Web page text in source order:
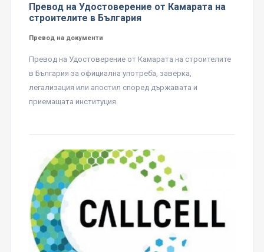
Превод на Удостоверение от Камарата на
строителите в България
Превод на документи
Превод на Удостоверение от Камарата на строителите
в България за официална употреба, заверка,
легализация или апостил според държавата и
приемащата институция.